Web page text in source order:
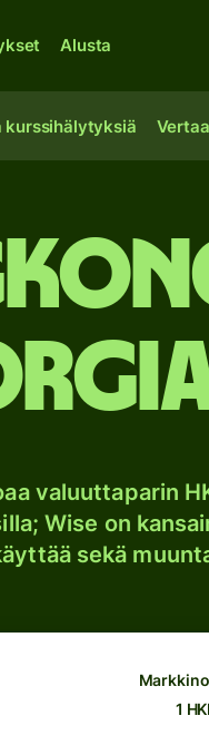
Alusta
kurssihälytyksiä
valuuttaparin
Wise on
sekä
1